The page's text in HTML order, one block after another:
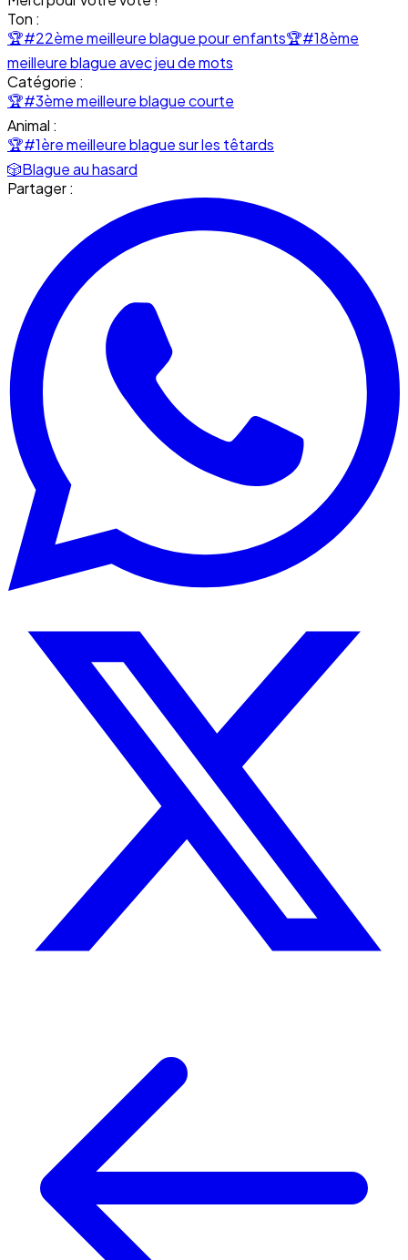
Ton :
🏆#22ème meilleure blague pour enfants🏆#18ème
meilleure blague avec jeu de mots
Catégorie :
🏆#3ème meilleure blague courte
Animal :
🏆#1ère meilleure blague sur les têtards
🎲Blague au hasard
Partager :